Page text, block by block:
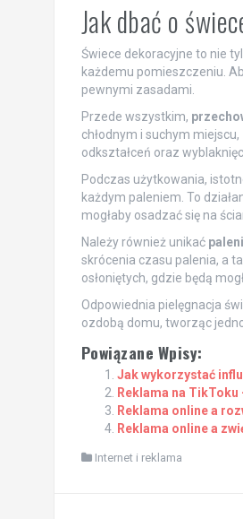
Jak dbać o
Świece dekoracyjne to nie
każdemu pomieszczeniu.
pewnymi zasadami.
Przede wszystkim,
chłodnym i suchym
odkształceń oraz
Podczas użytkowania,
każdym paleniem. To
mogłaby osadzać się na
Należy również unikać
skrócenia czasu palenia, a
osłoniętych, gdzie będą
Odpowiednia pielęgnacja
ozdobą domu, tworząc
Powiązane Wpisy:
Jak wykorzystać
Reklama na
Reklama online a
Reklama online a
Internet i reklama